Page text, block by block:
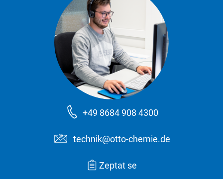
+49 8684 908 4300
technik@otto-chemie.de
Zeptat se